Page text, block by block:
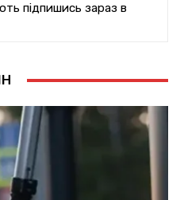
підпишись зараз в